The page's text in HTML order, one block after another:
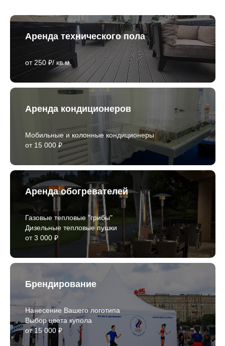
Аренда технического пола
от 250 ₽/ кв.м.
Аренда кондиционеров
Мобильные и колонные кондиционеры
от 15 000 ₽
Аренда обогревателей
Газовые тепловые "грибы"
Дизельные тепловые пушки
от 3 000 ₽
Брендирование
Нанесение Вашего логотипа
Выбор цвета купола
от 15 000 ₽